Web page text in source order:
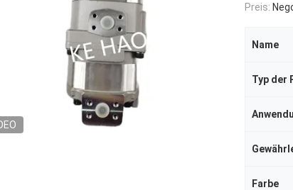
Preis:
Name
Typ der
Farbe